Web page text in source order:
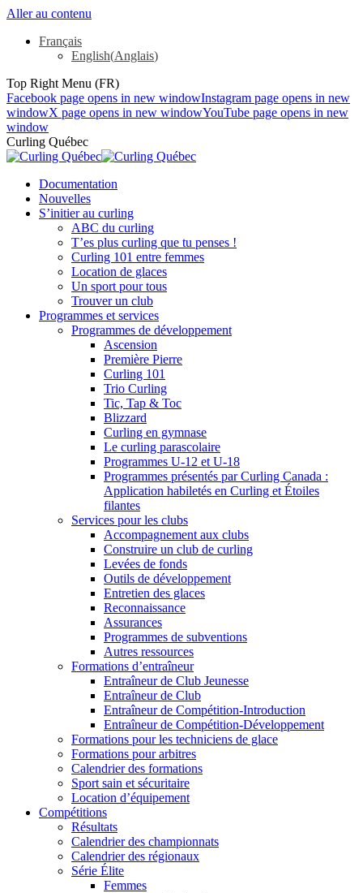
Aller au contenu
Français
English(Anglais)
Top Right Menu (FR)
Facebook page opens in new windowInstagram page opens in new
windowX page opens in new windowYouTube page opens in new
window
Curling Québec
Documentation
Nouvelles
S’initier au curling
ABC du curling
T’es plus curling que tu penses !
Curling 101 entre femmes
Location de glaces
Un sport pour tous
Trouver un club
Programmes et services
Programmes de développement
Ascension
Première Pierre
Curling 101
Trio Curling
Tic, Tap & Toc
Blizzard
Curling en gymnase
Le curling parascolaire
Programmes U-12 et U-18
Programmes présentés par Curling Canada :
Application habiletés en Curling et Étoiles
filantes
Services pour les clubs
Accompagnement aux clubs
Construire un club de curling
Levées de fonds
Outils de développement
Entretien des glaces
Reconnaissance
Assurances
Programmes de subventions
Autres ressources
Formations d’entraîneur
Entraîneur de Club Jeunesse
Entraîneur de Club
Entraîneur de Compétition-Introduction
Entraîneur de Compétition-Développement
Formations pour les techniciens de glace
Formations pour arbitres
Calendrier des formations
Sport sain et sécuritaire
Location d’équipement
Compétitions
Résultats
Calendrier des championnats
Calendrier des régionaux
Série Élite
Femmes